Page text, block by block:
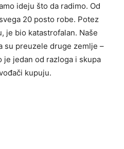
ideju što da radimo. Od
20 posto robe. Potez
je bio katastrofalan. Naše
su preuzele druge zemlje –
je jedan od razloga i skupa
kupuju.